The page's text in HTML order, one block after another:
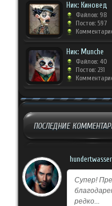
Ник: Киновед
Файлов: 98
Постов: 597
Ник: Munche
Файлов: 40
Постов: 231
ПОСЛЕДНИЕ
hundertwasser
Супер!
редко...